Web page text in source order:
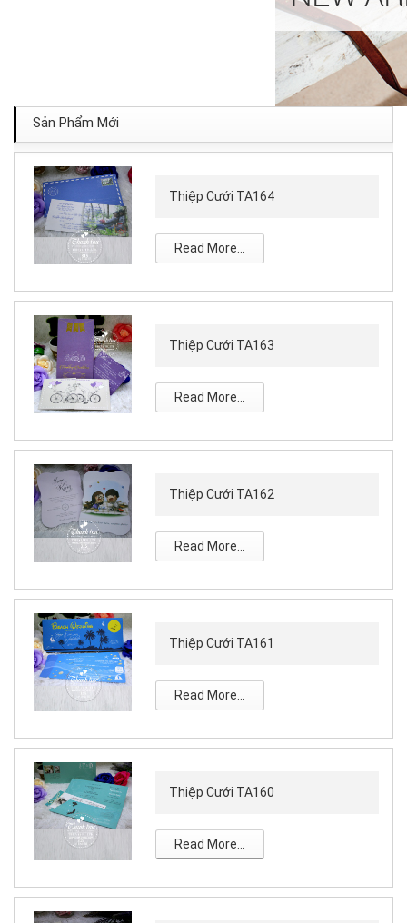
Sản Phẩm Mới
Thiệp Cưới TA164
Read More...
Thiệp Cưới TA163
Read More...
Thiệp Cưới TA162
Read More...
Thiệp Cưới TA161
Read More...
Thiệp Cưới TA160
Read More...